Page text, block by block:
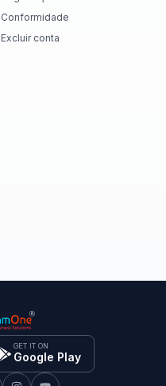
Conformidade
Excluir conta
GET IT ON
Google Play